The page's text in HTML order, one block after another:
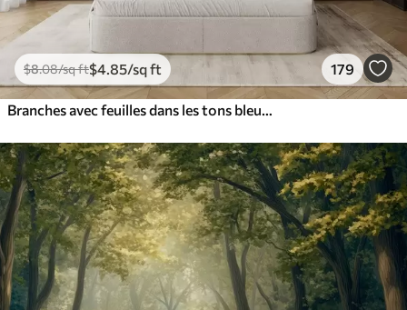
$8.08/sq ft$4 .85/sq ft 179